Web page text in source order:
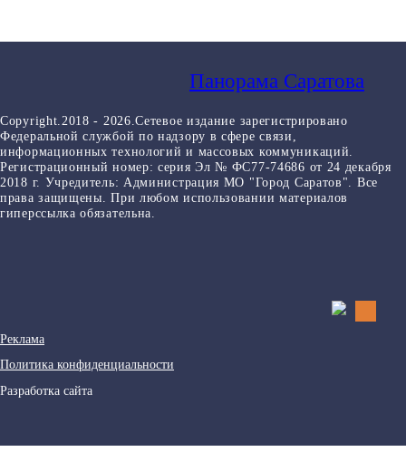
Панорама Саратова
Copyright.2018 - 2026.Сетевое издание зарегистрировано
Федеральной службой по надзору в сфере связи,
информационных технологий и массовых коммуникаций.
Регистрационный номер: серия Эл № ФС77-74686 от 24 декабря
2018 г. Учредитель: Администрация МО "Город Саратов". Все
права защищены. При любом использовании материалов
гиперссылка обязательна.
Реклама
Политика конфиденциальности
Разработка сайта